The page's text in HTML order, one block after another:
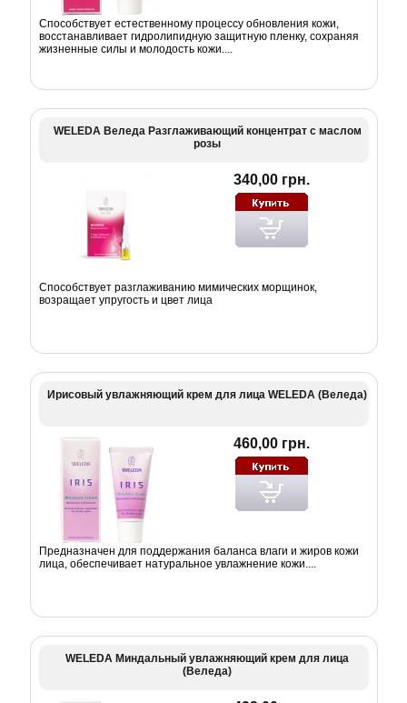
Способствует естественному процессу обновления кожи,
восстанавливает гидролипидную защитную пленку, сохраняя
жизненные силы и молодость кожи....
WELEDA Веледа Разглаживающий концентрат с маслом
розы
340,00 грн.
Способствует разглаживанию мимических морщинок,
возращает упругость и цвет лица
Ирисовый увлажняющий крем для лица WELEDA (Веледа)
460,00 грн.
Предназначен для поддержания баланса влаги и жиров кожи
лица, обеспечивает натуральное увлажнение кожи....
WELEDA Миндальный увлажняющий крем для лица
(Веледа)